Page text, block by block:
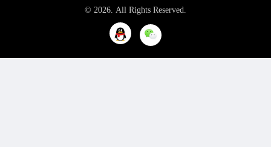
© 2026. All Rights Reserved.